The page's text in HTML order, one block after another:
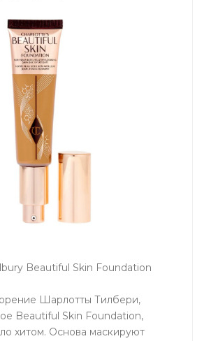
Beautiful Skin Foundation
Шарлотты Тилбери,
Beautiful Skin Foundation,
хитом. Основа маскируют